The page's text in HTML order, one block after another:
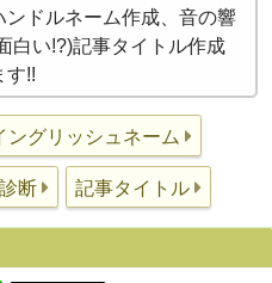
ンドルネーム作成、音の響
白い!?)記事タイトル作成
す!!
ングリッシュネーム
断 記事タイトル